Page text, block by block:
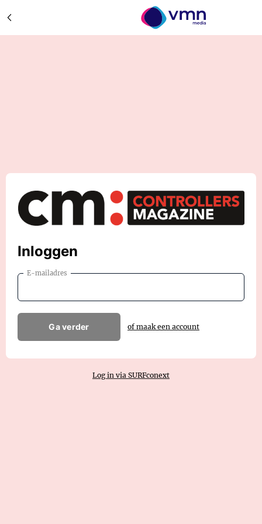
Inloggen
E-mailadres
Ga verder of maak een account
Log in via SURFconext